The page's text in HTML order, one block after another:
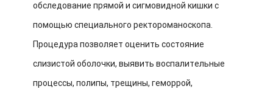
обследование прямой и сигмовидной кишки с
помощью специального ректороманоскопа.
Процедура позволяет оценить состояние
слизистой оболочки, выявить воспалительные
процессы, полипы, трещины, геморрой,